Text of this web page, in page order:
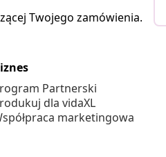
Twojego zamówienia.
Partnerski
dla vidaXL
marketingowa